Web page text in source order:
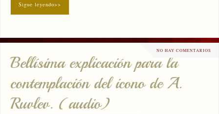
Sigue leyendo>>
NO HAY COMENTARIOS
Bellísima explicación para la
contemplación del icono de A.
Ruvlev. (audio)